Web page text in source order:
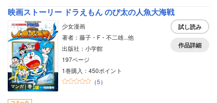
映画ストーリー ドラえもん のび太の人魚大海戦
マンガ｜巻
少女漫画
著者：藤子・F・不二雄...他
出版社：小学館
197ページ
1巻購入：450ポイント
（5）
試し読み
作品詳細